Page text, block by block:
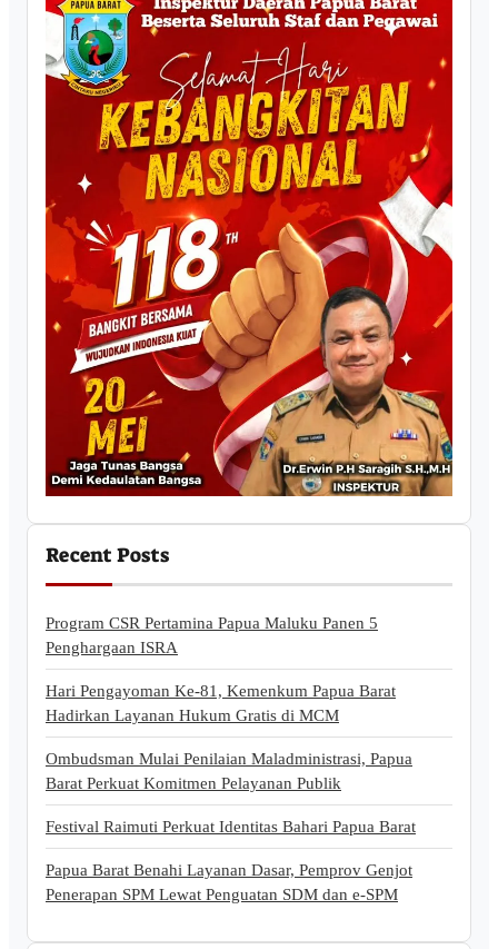
Recent Posts
Program CSR Pertamina Papua Maluku Panen 5
Penghargaan ISRA
Hari Pengayoman Ke-81, Kemenkum Papua Barat
Hadirkan Layanan Hukum Gratis di MCM
Ombudsman Mulai Penilaian Maladministrasi, Papua
Barat Perkuat Komitmen Pelayanan Publik
Festival Raimuti Perkuat Identitas Bahari Papua Barat
Papua Barat Benahi Layanan Dasar, Pemprov Genjot
Penerapan SPM Lewat Penguatan SDM dan e-SPM